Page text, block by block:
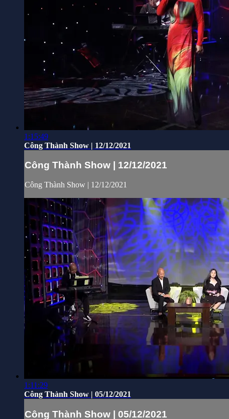
1:15:49
Công Thành Show | 12/12/2021
Công Thành Show | 12/12/2021
Công Thành Show | 12/12/2021
1:11:29
Công Thành Show | 05/12/2021
Công Thành Show | 05/12/2021